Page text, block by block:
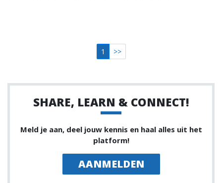
1 >>
SHARE, LEARN & CONNECT!
Meld je aan, deel jouw kennis en haal alles uit het
platform!
AANMELDEN